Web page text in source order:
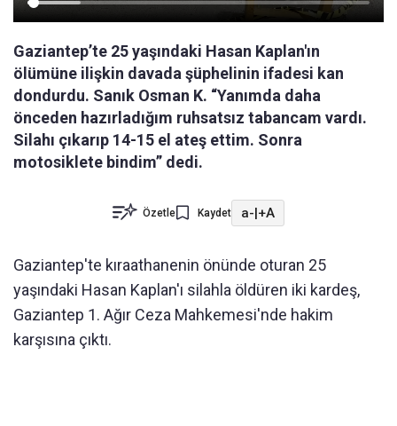
Gaziantep’te 25 yaşındaki Hasan Kaplan'ın
ölümüne ilişkin davada şüphelinin ifadesi kan
dondurdu. Sanık Osman K. “Yanımda daha
önceden hazırladığım ruhsatsız tabancam vardı.
Silahı çıkarıp 14-15 el ateş ettim. Sonra
motosiklete bindim” dedi.
Özetle Kaydet a-|+A
Gaziantep'te kıraathanenin önünde oturan 25
yaşındaki Hasan Kaplan'ı silahla öldüren iki kardeş,
Gaziantep 1. Ağır Ceza Mahkemesi'nde hakim
karşısına çıktı.